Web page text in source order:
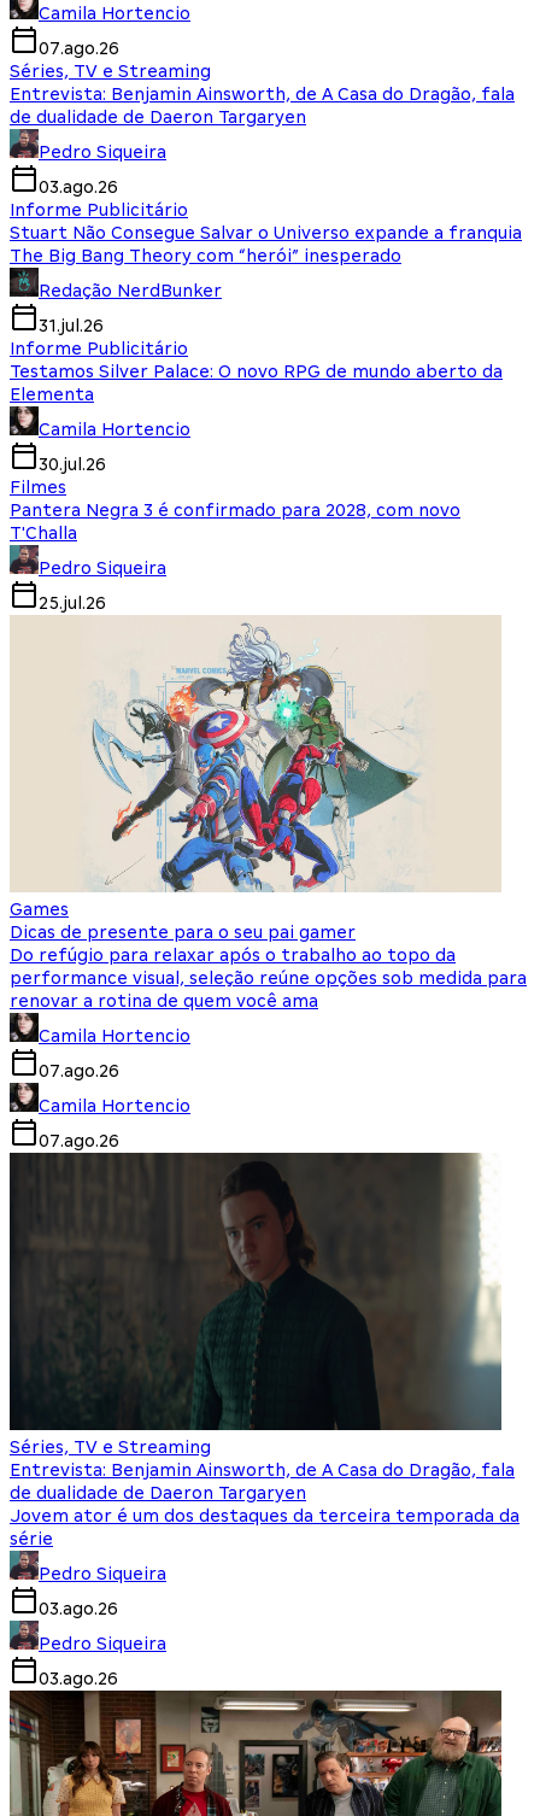
Camila Hortencio
07.ago.26
Séries, TV e Streaming
Entrevista: Benjamin Ainsworth, de A Casa do Dragão, fala
de dualidade de Daeron Targaryen
Pedro Siqueira
03.ago.26
Informe Publicitário
Stuart Não Consegue Salvar o Universo expande a franquia
The Big Bang Theory com “herói” inesperado
Redação NerdBunker
31.jul.26
Informe Publicitário
Testamos Silver Palace: O novo RPG de mundo aberto da
Elementa
Camila Hortencio
30.jul.26
Filmes
Pantera Negra 3 é confirmado para 2028, com novo
T'Challa
Pedro Siqueira
25.jul.26
Games
Dicas de presente para o seu pai gamer
Do refúgio para relaxar após o trabalho ao topo da
performance visual, seleção reúne opções sob medida para
renovar a rotina de quem você ama
Camila Hortencio
07.ago.26
Camila Hortencio
07.ago.26
Séries, TV e Streaming
Entrevista: Benjamin Ainsworth, de A Casa do Dragão, fala
de dualidade de Daeron Targaryen
Jovem ator é um dos destaques da terceira temporada da
série
Pedro Siqueira
03.ago.26
Pedro Siqueira
03.ago.26